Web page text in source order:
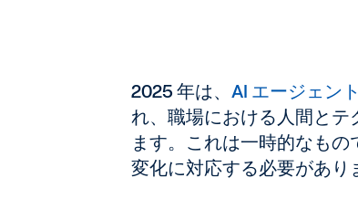
2025 年は、 AI エージェン
れ、職場における人間と
ます。これは一時的なも
変化に対応する必要があり